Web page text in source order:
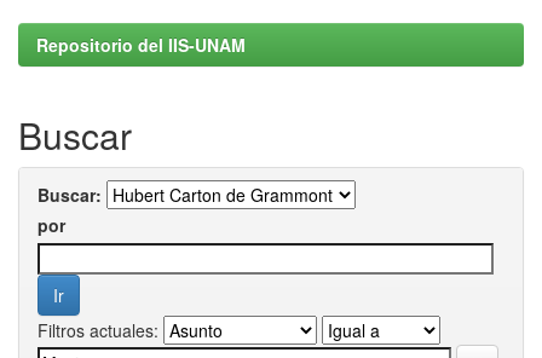
Repositorio del IIS-UNAM
Buscar
Buscar:
por
Filtros actuales: